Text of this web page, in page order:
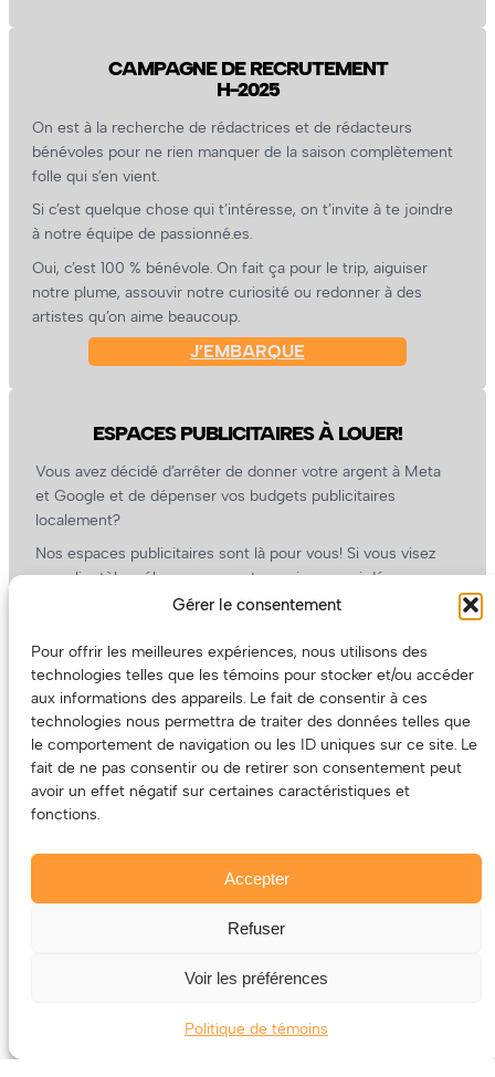
Gérer le consentement
Pour offrir les meilleures expériences, nous utilisons des
technologies telles que les témoins pour stocker et/ou accéder
aux informations des appareils. Le fait de consentir à ces
technologies nous permettra de traiter des données telles que
le comportement de navigation ou les ID uniques sur ce site. Le
fait de ne pas consentir ou de retirer son consentement peut
avoir un effet négatif sur certaines caractéristiques et
fonctions.
Accepter
Refuser
Voir les préférences
Politique de témoins
CAMPAGNE DE RECRUTEMENT
H-2025
On est à la recherche de rédactrices et de rédacteurs
bénévoles pour ne rien manquer de la saison complètement
folle qui s’en vient.
Si c’est quelque chose qui t’intéresse, on t’invite à te joindre
à notre équipe de passionné.es.
Oui, c’est 100 % bénévole. On fait ça pour le trip, aiguiser
notre plume, assouvir notre curiosité ou redonner à des
artistes qu’on aime beaucoup.
J’EMBARQUE
ESPACES PUBLICITAIRES À LOUER!
Vous avez décidé d’arrêter de donner votre argent à Meta
et Google et de dépenser vos budgets publicitaires
localement?
Nos espaces publicitaires sont là pour vous! Si vous visez
une clientèle mélomane, ouverte, curieuse, qui dépense
l’argent qu’elle a (ou pas) dans la culture, nous sommes un
On prépare une grille tarifaire intéressante et on vous
revient.
(Oui, on va avoir des tarifs spéciaux pour vous, les artistes!)
Le contenu (texte et photos) appartient à ses créatrices et